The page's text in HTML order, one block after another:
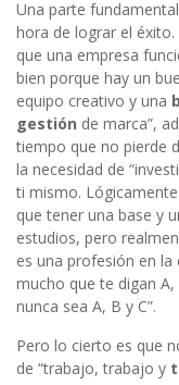
Una parte
hora de lograr el éxito.
que una empresa
bien porque hay un
equipo creativo y una
gestión de marca”,
tiempo que no pierde
la necesidad de
ti mismo.
que tener una base y
estudios, pero
es una profesión en la
mucho que te digan A,
nunca sea A, B y C”.
Pero lo cierto es que
de “trabajo, trabajo y